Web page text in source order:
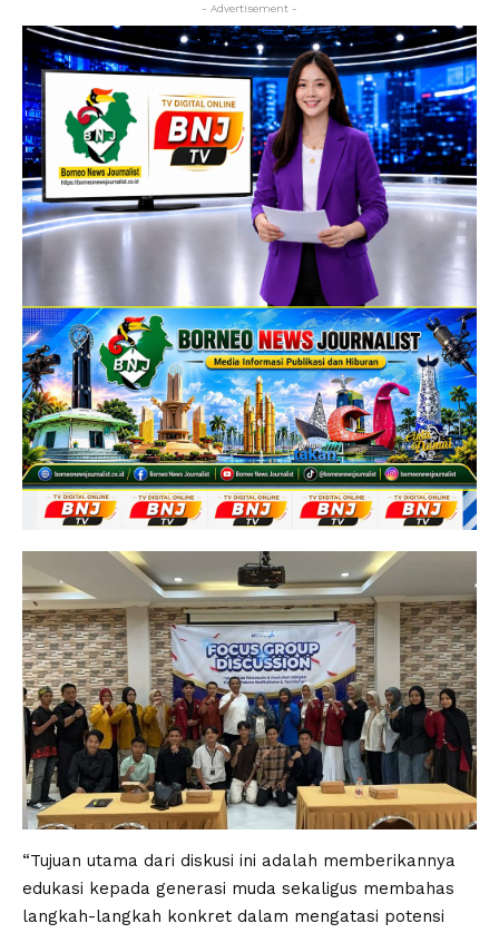
- Advertisement -
“Tujuan utama dari diskusi ini adalah memberikannya
edukasi kepada generasi muda sekaligus membahas
langkah-langkah konkret dalam mengatasi potensi